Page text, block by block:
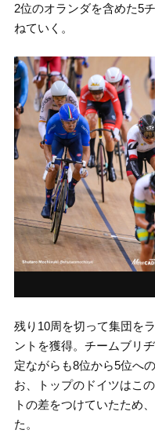
2位のオランダを含めた5
ねていく。
残り10周を切って集団を
ントを獲得。チームブリ
定ながらも8位から5位へ
お、トップのドイツはこ
トの差をつけていたため
た。